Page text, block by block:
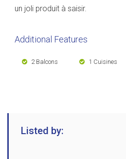
un joli produit à saisir.
Additional Features
2 Balcons 1 Cuisines
Listed by: